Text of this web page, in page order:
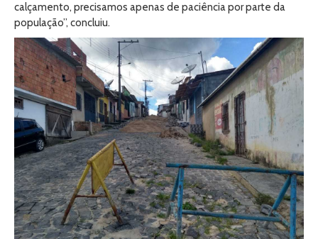
calçamento, precisamos apenas de paciência por parte da
população”, concluiu.